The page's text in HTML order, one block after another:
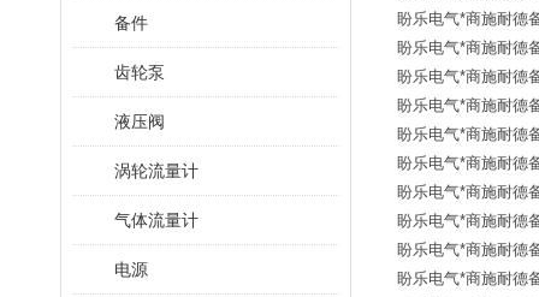
备件
齿轮泵
液压阀
涡轮流量计
气体流量计
电源
盼乐电气*商施耐德
盼乐电气*商施耐德
盼乐电气*商施耐德
盼乐电气*商施耐德
盼乐电气*商施耐德
盼乐电气*商施耐德
盼乐电气*商施耐德
盼乐电气*商施耐德
盼乐电气*商施耐德
盼乐电气*商施耐德